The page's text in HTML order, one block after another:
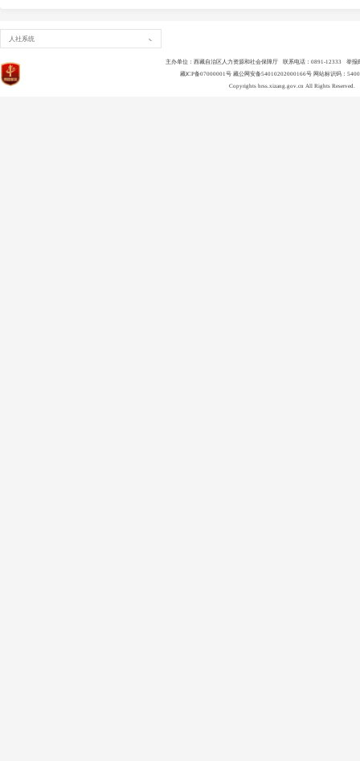
人社系统
主办单位：西藏自治区人力资源和社会保障厅 联系电话：0891-12333 举报
藏ICP备07000001号 藏公网安备54010202000166号 网站标识码：
Copyrights hrss.xizang.gov.cn All Rights Reserved.